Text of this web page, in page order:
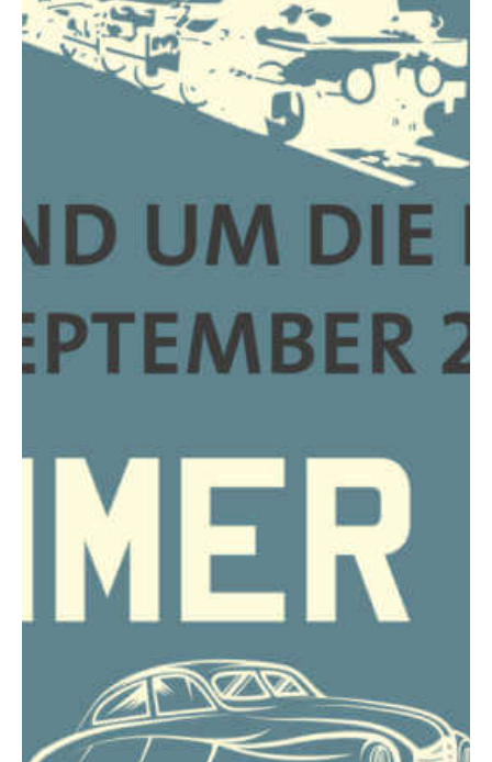
Motorräder
SuperCar
Young- und
Taxis
Taxigarantie für
Mitglieder
Taxi und Mietwagen
Taxigarantie
Premium Sale
Kooperation mit
Sonderfahrzeuge
Garantien für Lkw
Garantien für
Boote
Yacht Protection
Elektrogeräte